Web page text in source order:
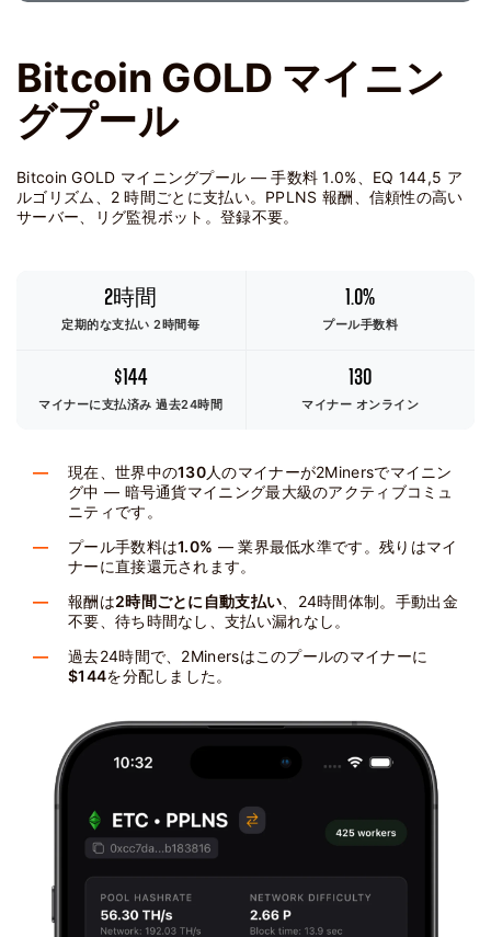
Bitcoin GOLD マイニン
グプール
Bitcoin GOLD マイニングプール — 手数料 1.0%、EQ 144,5 ア
ルゴリズム、2 時間ごとに支払い。PPLNS 報酬、信頼性の高い
サーバー、リグ監視ボット。登録不要。
2時間
定期的な支払い 2時間毎
1.0%
プール手数料
$144
マイナーに支払済み過去24時間
130
マイナー オンライン
現在、世界中の130人のマイナーが2Minersでマイニン
グ中 — 暗号通貨マイニング最大級のアクティブコミュ
ニティです。
プール手数料は1.0% — 業界最低水準です。残りはマイ
ナーに直接還元されます。
報酬は2時間ごとに自動支払い 、24時間体制。手動出金
不要、待ち時間なし、支払い漏れなし。
過去24時間で、2Minersはこのプールのマイナーに
$144を分配しました。